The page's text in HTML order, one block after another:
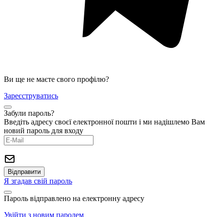
Ви ще не маєте свого профілю?
Зареєструватись
Забули пароль?
Введіть адресу своєї електронної пошти і ми надішлемо Вам
новий пароль для входу
Я згадав свій пароль
Пароль відправлено на електронну адресу
Увійти з новим паролем